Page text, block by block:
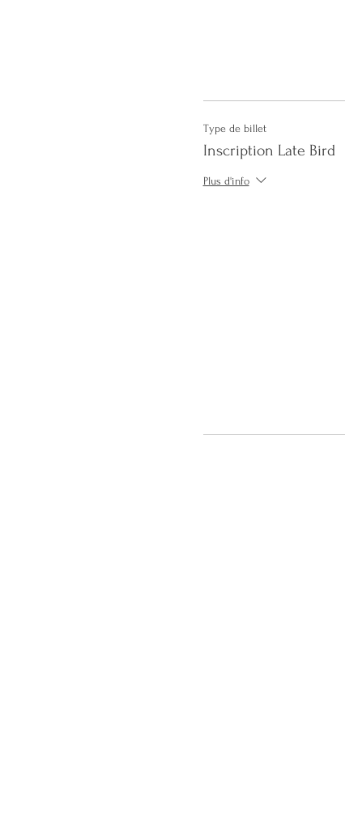
Type de billet
Inscription Late Bird
Plus d'info